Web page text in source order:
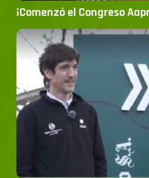
¡Comenzó el Congreso